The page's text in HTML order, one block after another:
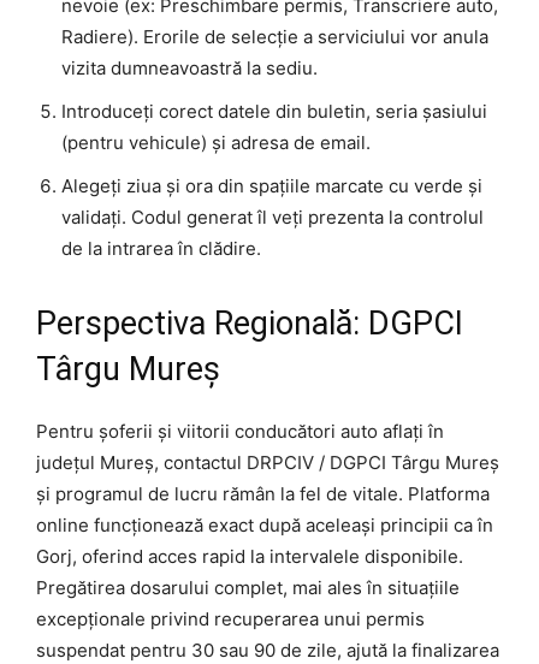
nevoie (ex: Preschimbare permis, Transcriere auto,
Radiere). Erorile de selecție a serviciului vor anula
vizita dumneavoastră la sediu.
Introduceți corect datele din buletin, seria șasiului
(pentru vehicule) și adresa de email.
Alegeți ziua și ora din spațiile marcate cu verde și
validați. Codul generat îl veți prezenta la controlul
de la intrarea în clădire.
Perspectiva Regională: DGPCI
Târgu Mureș
Pentru șoferii și viitorii conducători auto aflați în
județul Mureș, contactul DRPCIV / DGPCI Târgu Mureș
și programul de lucru rămân la fel de vitale. Platforma
online funcționează exact după aceleași principii ca în
Gorj, oferind acces rapid la intervalele disponibile.
Pregătirea dosarului complet, mai ales în situațiile
excepționale privind recuperarea unui permis
suspendat pentru 30 sau 90 de zile, ajută la finalizarea